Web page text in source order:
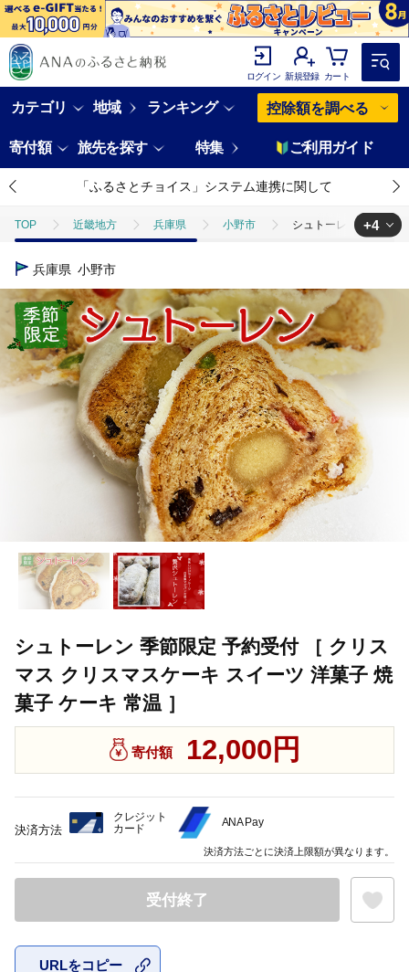
ログイン 新規登録 カート
カテゴリ 地域 ランキング 控除額を調べる
寄付額 旅先を探す 特集 ご利用ガイド
「ふるさとチョイス」システム連携に関して
TOP 近畿地方 兵庫県 小野市 シュトーレン 季節限
TOP
TOP パン・菓子類 洋菓子 ケーキ シュトーレン 季節
TOP パン・菓子類 洋菓子 焼き菓子 シュトーレン 季
TOP パン・菓子類 洋菓子 ほかの洋菓子
+4
兵庫県 小野市
シュトーレン 季節限定 予約受付 ［ クリス
マス クリスマスケーキ スイーツ 洋菓子 焼
菓子 ケーキ 常温 ］
寄付額 12,000円
受付終了
URLをコピー
決済方法
クレジット
カード
ANA Pay
決済方法ごとに決済上限額が異なります。